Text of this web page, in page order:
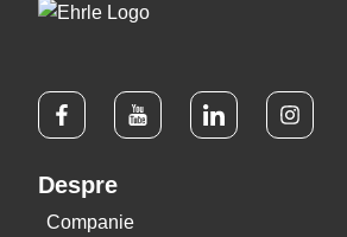
Despre
Companie